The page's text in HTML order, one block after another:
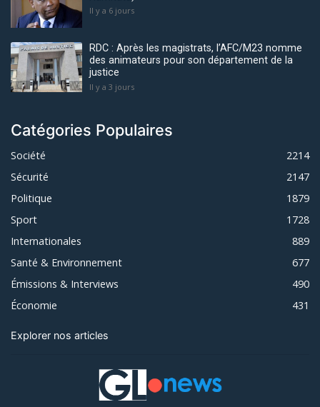
Il y a 6 jours
RDC : Après les magistrats, l’AFC/M23 nomme
des animateurs pour son département de la
justice
Il y a 3 jours
Catégories Populaires
Société
2214
Sécurité
2147
Politique
1879
Sport
1728
Internationales
889
Santé & Environnement
677
Émissions & Interviews
490
Économie
431
Explorer nos articles